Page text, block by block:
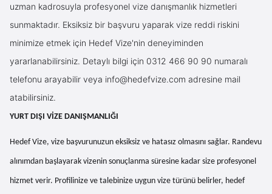
uzman kadrosuyla profesyonel vize danışmanlık hizmetleri
sunmaktadır. Eksiksiz bir başvuru yaparak vize reddi riskini
minimize etmek için Hedef Vize'nin deneyiminden
yararlanabilirsiniz. Detaylı bilgi için 0312 466 90 90 numaralı
telefonu arayabilir veya info@hedefvize.com adresine mail
atabilirsiniz.
YURT DIŞI VİZE DANIŞMANLIĞI
Hedef Vize, vize başvurunuzun eksiksiz ve hatasız olmasını sağlar. Randevu
alınımdan başlayarak vizenin sonuçlanma süresine kadar size profesyonel
hizmet verir. Profilinize ve talebinize uygun vize türünü belirler, hedef